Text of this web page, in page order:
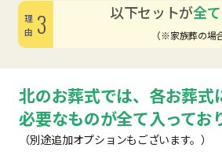
以下セットが全
（※家族葬の場
理由3
北のお葬式では、各お葬式
必要なものが全て入ってお
（別途追加オプションもございます。）